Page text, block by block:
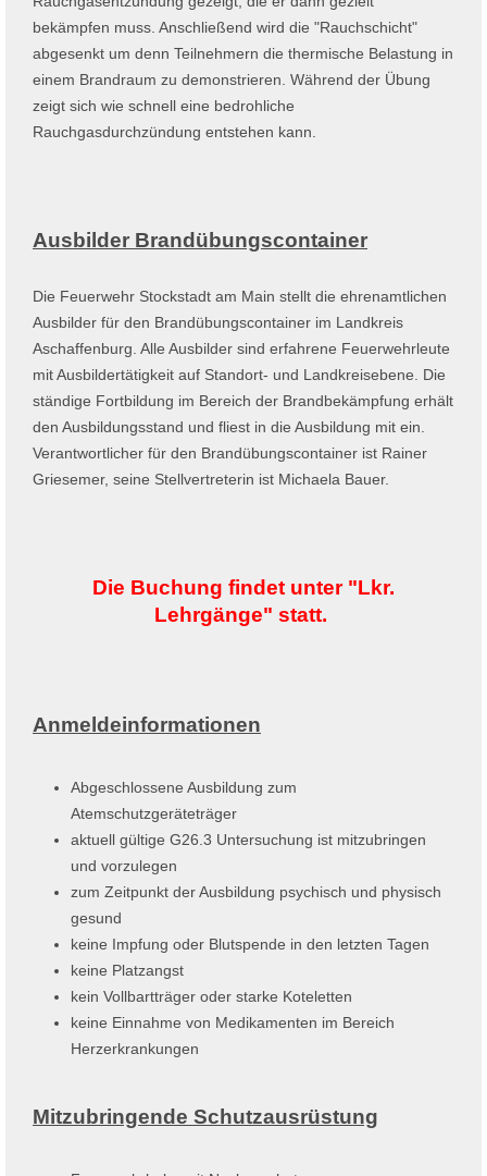
bekämpfen muss. Anschließend wird die "Rauchschicht"
abgesenkt um denn Teilnehmern die thermische Belastung in
einem Brandraum zu demonstrieren. Während der Übung
zeigt sich wie schnell eine bedrohliche
Rauchgasdurchzündung entstehen kann.
Ausbilder Brandübungscontainer
Die Feuerwehr Stockstadt am Main stellt die ehrenamtlichen
Ausbilder für den Brandübungscontainer im Landkreis
Aschaffenburg. Alle Ausbilder sind erfahrene Feuerwehrleute
mit Ausbildertätigkeit auf Standort- und Landkreisebene. Die
ständige Fortbildung im Bereich der Brandbekämpfung erhält
den Ausbildungsstand und fliest in die Ausbildung mit ein.
Verantwortlicher für den Brandübungscontainer ist Rainer
Griesemer, seine Stellvertreterin ist Michaela Bauer.
Die Buchung findet unter "Lkr.
Lehrgänge" statt.
Anmeldeinformationen
Abgeschlossene Ausbildung zum
Atemschutzgeräteträger
aktuell gültige G26.3 Untersuchung ist mitzubringen
und vorzulegen
zum Zeitpunkt der Ausbildung psychisch und physisch
gesund
keine Impfung oder Blutspende in den letzten Tagen
keine Platzangst
kein Vollbartträger oder starke Koteletten
keine Einnahme von Medikamenten im Bereich
Herzerkrankungen
Mitzubringende Schutzausrüstung